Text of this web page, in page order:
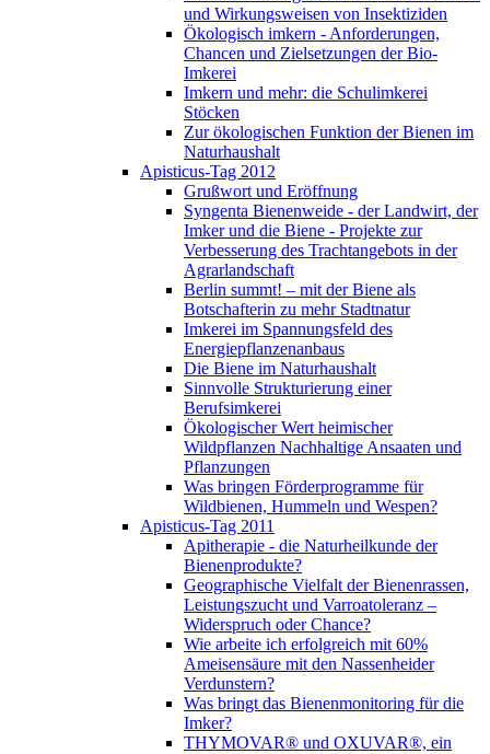
und Wirkungsweisen von Insektiziden
Ökologisch imkern - Anforderungen,
Chancen und Zielsetzungen der Bio-
Imkerei
Imkern und mehr: die Schulimkerei
Stöcken
Zur ökologischen Funktion der Bienen im
Naturhaushalt
Apisticus-Tag 2012
Grußwort und Eröffnung
Syngenta Bienenweide - der Landwirt, der
Imker und die Biene - Projekte zur
Verbesserung des Trachtangebots in der
Agrarlandschaft
Berlin summt! – mit der Biene als
Botschafterin zu mehr Stadtnatur
Imkerei im Spannungsfeld des
Energiepflanzenanbaus
Die Biene im Naturhaushalt
Sinnvolle Strukturierung einer
Berufsimkerei
Ökologischer Wert heimischer
Wildpflanzen Nachhaltige Ansaaten und
Pflanzungen
Was bringen Förderprogramme für
Wildbienen, Hummeln und Wespen?
Apisticus-Tag 2011
Apitherapie - die Naturheilkunde der
Bienenprodukte?
Geographische Vielfalt der Bienenrassen,
Leistungszucht und Varroatoleranz –
Widerspruch oder Chance?
Wie arbeite ich erfolgreich mit 60%
Ameisensäure mit den Nassenheider
Verdunstern?
Was bringt das Bienenmonitoring für die
Imker?
THYMOVAR® und OXUVAR®, ein